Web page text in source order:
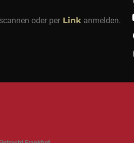
oder per Linkanmelden.